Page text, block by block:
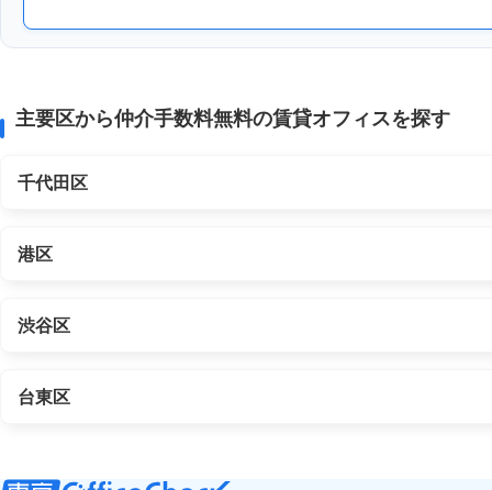
主要区から仲介手数料無料の賃貸オフィスを探す
千代田区
港区
渋谷区
台東区